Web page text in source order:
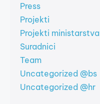
Press
Projekti
Projekti ministarstva
Suradnici
Team
Uncategorized @bs
Uncategorized @hr